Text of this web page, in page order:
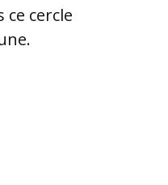
cercle